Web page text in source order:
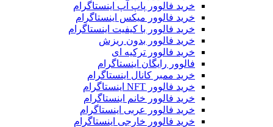
خرید فالوور پاپ آپ اینستاگرام
خرید فالوور میکس اینستاگرام
خرید فالوور با کیفیت اینستاگرام
خرید فالوور بدون ریزش
خرید فالوور ترکیه ای
فالوور رایگان اینستاگرام
خرید ممبر کانال اینستاگرام
خرید فالوور NFT اینستاگرام
خرید فالوور خانم اینستاگرام
خرید فالوور عربی اینستاگرام
خرید فالوور خارجی اینستاگرام